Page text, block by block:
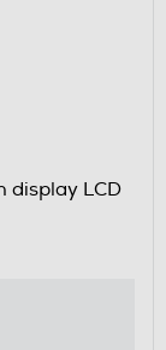
display LCD